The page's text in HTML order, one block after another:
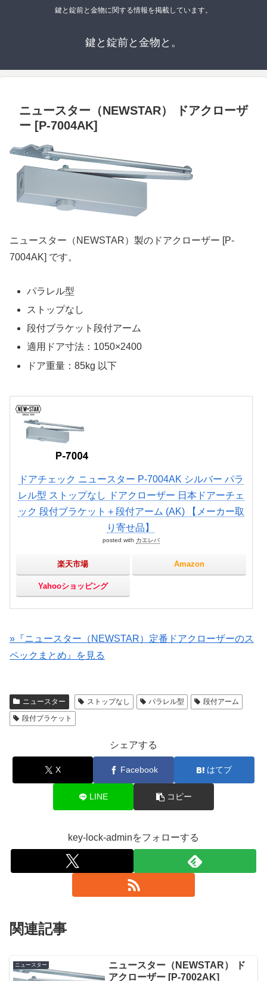
鍵と錠前と金物に関する情報を掲載しています。
鍵と錠前と金物と。
ニュースター（NEWSTAR） ドアクローザ
ー [P-7004AK]
ニュースター（NEWSTAR）製のドアクローザー [P-
7004AK] です。
パラレル型
ストップなし
段付ブラケット段付アーム
適用ドア寸法：1050×2400
ドア重量：85kg 以下
ドアチェック ニュースター P-7004AK シルバー パラ
レル型 ストップなし ドアクローザー 日本ドアーチェ
ック 段付ブラケット＋段付アーム (AK) 【メーカー取
り寄せ品】
posted with カエレバ
楽天市場 Amazon
Yahooショッピング
»『ニュースター（NEWSTAR）定番ドアクローザーのス
ペックまとめ』を見る
ニュースター ストップなし パラレル型
段付アーム
段付ブラケット
シェアする
X Facebook はてブ
LINE コピー
key-lock-adminをフォローする
関連記事
ニュースター
ニュースター（NEWSTAR） ド
アクローザー [P-7002AK]